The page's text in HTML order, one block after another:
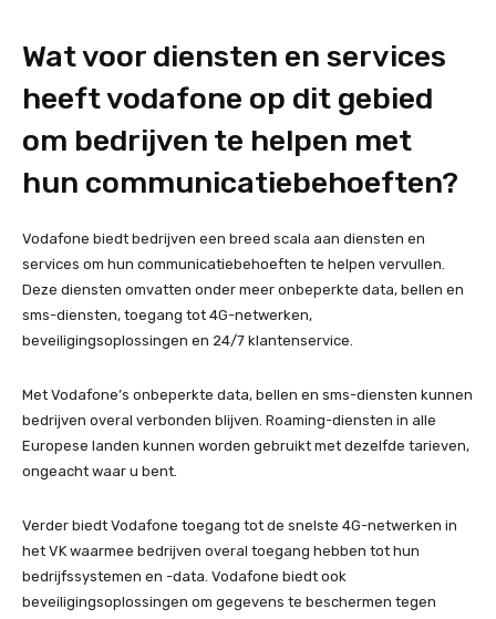
Wat voor diensten en services
heeft vodafone op dit gebied
om bedrijven te helpen met
hun communicatiebehoeften?
Vodafone biedt bedrijven een breed scala aan diensten en
services om hun communicatiebehoeften te helpen vervullen.
Deze diensten omvatten onder meer onbeperkte data, bellen en
sms-diensten, toegang tot 4G-netwerken,
beveiligingsoplossingen en 24/7 klantenservice.
Met Vodafone’s onbeperkte data, bellen en sms-diensten kunnen
bedrijven overal verbonden blijven. Roaming-diensten in alle
Europese landen kunnen worden gebruikt met dezelfde tarieven,
ongeacht waar u bent.
Verder biedt Vodafone toegang tot de snelste 4G-netwerken in
het VK waarmee bedrijven overal toegang hebben tot hun
bedrijfssystemen en -data. Vodafone biedt ook
beveiligingsoplossingen om gegevens te beschermen tegen